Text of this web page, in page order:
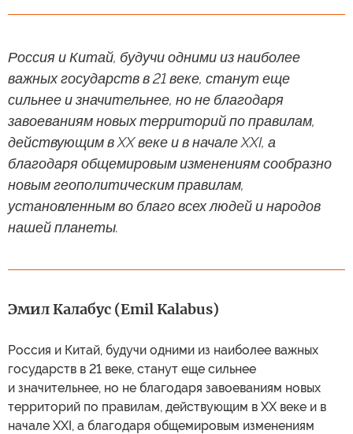
Россия и Китай, будучи одними из наиболее
важных государств в 21 веке, станут еще
сильнее и значительнее, но не благодаря
завоеваниям новых территорий по правилам,
действующим в XX веке и в начале XXI, а
благодаря общемировым изменениям сообразно
новым геополитическим правилам,
установленным во благо всех людей и народов
нашей планеты.
Эмил Калабус (Emil Kalabus)
Россия и Китай, будучи одними из наиболее важных
государств в 21 веке, станут еще сильнее
и значительнее, но не благодаря завоеваниям новых
территорий по правилам, действующим в XX веке и в
начале XXI, а благодаря общемировым изменениям